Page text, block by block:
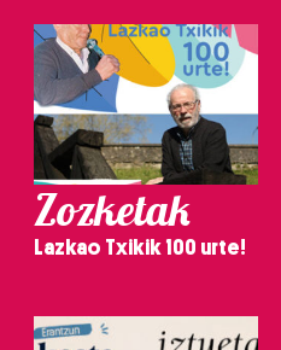
Zozketak
Lazkao Txikik 100 urte!